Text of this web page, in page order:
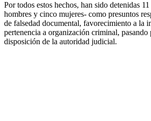
Por todos estos hechos, han sido detenidas
hombres y cinco mujeres- como presuntos
de falsedad documental, favorecimiento a la
pertenencia a organización criminal, pasando
disposición de la autoridad judicial.